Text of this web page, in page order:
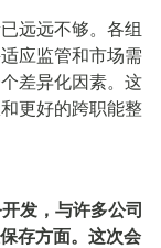
远远不够。各组
应监管和市场需
差异化因素。这
更好的跨职能整
发，与许多公司
存方面。这次会